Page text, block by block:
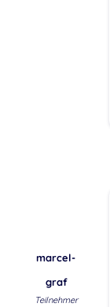
marcel-
graf
Teilnehmer